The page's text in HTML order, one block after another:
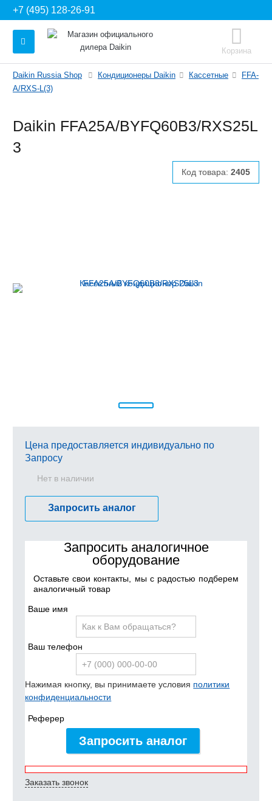
+7 (495) 128-26-91
Корзина
Daikin Russia Shop Кондиционеры Daikin Кассетные
FFA-
A/RXS-L(3)
Daikin FFA25A/BYFQ60B3/RXS25L
3
Код товара: 2405
Цена предоставляется индивидуально по
Запросу
Нет в наличии
Запросить аналог
Запросить аналогичное
оборудование
Оставьте свои контакты, мы с радостью подберем
аналогичный товар
Ваше имя
Ваш телефон
Нажимая кнопку, вы принимаете условия политики
конфиденциальности
Реферер
Запросить аналог
Заказать звонок